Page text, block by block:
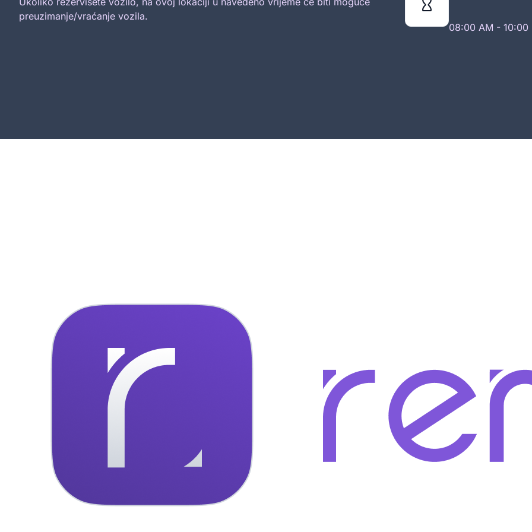
preuzimanje/vraćanje vozila.
08:00 AM - 10:00